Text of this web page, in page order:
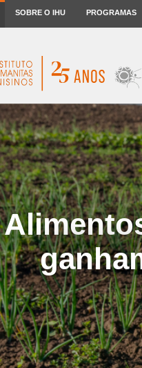
SOBRE O IHU PROGRAMAS